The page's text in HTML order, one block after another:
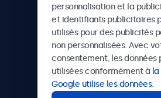
Beetronics
Badenerstrasse 549,
personnalisation et la
et identifiants publicitaires
utilisés pour des publicités
non personnalisées. Avec
consentement, les données
utilisées conformément à
Google utilise les données.